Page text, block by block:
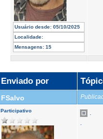
Usuário desde: 05/10/2025
Localidade:
Mensagens: 15
Enviado por
FSalvo
Participativo